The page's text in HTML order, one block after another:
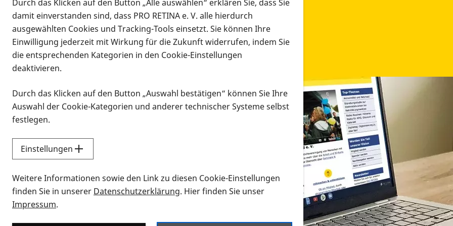
Infomaterial
Infomaterial
Vorlesen
Alle Infomaterialien in verschiedenen Formaten an
Sie möchten wissen, wie Sie nach Infonmaterial suchen und dieses bestellen bzw. herunterladen
Durch das Klicken auf den Button „Alle auswählen“ erklären Sie, dass Sie
damit einverstanden sind, dass PRO RETINA e. V. alle hierdurch
ausgewählten Cookies und Tracking-Tools einsetzt. Sie können Ihre
Einwilligung jederzeit mit Wirkung für die Zukunft widerrufen, indem Sie
die entsprechenden Kategorien in den Cookie-Einstellungen
deaktivieren.
Durch das Klicken auf den Button „Auswahl bestätigen“ können Sie Ihre
Auswahl der Cookie-Kategorien und anderer technischer Systeme selbst
festlegen.
Einstellungen
Weitere Informationen sowie den Link zu diesen Cookie-Einstellungen
finden Sie in unserer Datenschutzerklärung. Hier finden Sie unser
Impressum.